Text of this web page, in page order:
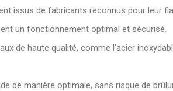
issus de fabricants reconnus pour leur
un fonctionnement optimal et sécurisé.
de haute qualité, comme l’acier
manière optimale, sans risque de